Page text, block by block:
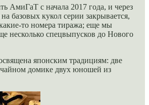
АмиГаТ с начала 2017 года, и через
базовых кукол серии закрывается,
то номера тиража; еще мы
несколько спецвыпусков до Нового
японским традициям: две
домике двух юношей из